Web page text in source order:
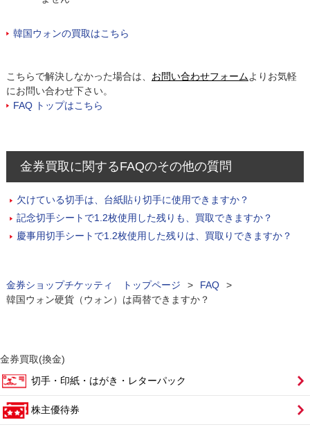
韓国ウォンの買取はこちら
こちらで解決しなかった場合は、 お問い合わせフォームよりお気軽
にお問い合わせ下さい。
FAQ トップはこちら
金券買取に関するFAQのその他の質問
欠けている切手は、台紙貼り切手に使用できますか？
記念切手シートで1.2枚使用した残りも、買取できますか？
慶事用切手シートで1.2枚使用した残りは、買取りできますか？
金券ショップチケッティ トップページ > FAQ
>
韓国ウォン硬貨（ウォン）は両替できますか？
金券買取(換金)
切手・印紙・はがき・レターパック
株主優待券